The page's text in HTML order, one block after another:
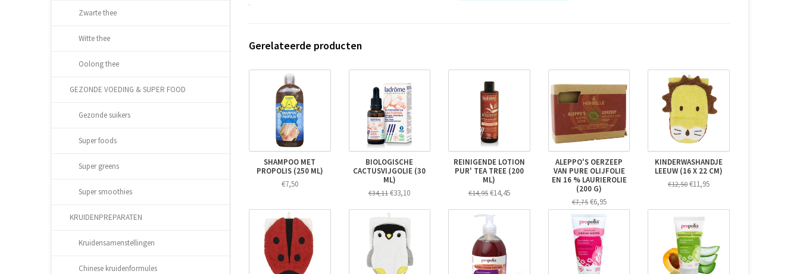
Zwarte thee
Witte thee
Oolong thee
GEZONDE VOEDING & SUPER FOOD
Gezonde suikers
Super foods
Super greens
Super smoothies
KRUIDENPREPARATEN
Kruidensamenstellingen
Chinese kruidenformules
Gerelateerde producten
SHAMPOO MET
PROPOLIS (250 ML)
€7,50
BIOLOGISCHE
CACTUSVIJGOLIE (30
ML)
€34,11€33,10
REINIGENDE LOTION
PUR' TEA TREE (200
ML)
€14,95€14,45
ALEPPO'S OERZEEP
VAN PURE OLIJFOLIE
EN 16 % LAURIEROLIE
(200 G)
€7,75€6,95
KINDERWASHANDJE
LEEUW (16 X 22 CM)
€12,50 €11,95